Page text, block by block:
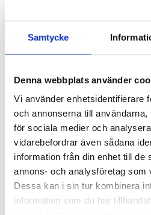
Samtycke
Denna webbplats använder
Vi använder enhetsidentifierare
och annonserna till
för sociala medier och
vidarebefordrar även sådana
information från din enhet till de
annons- och analysföretag som
Dessa kan i sin tur kombinera
information som du har
Löpande återkoppling
du kan förändra för att nå
överblick med de nyckeltal
underlag du kan fatta beslut
Passar ditt
bransch och